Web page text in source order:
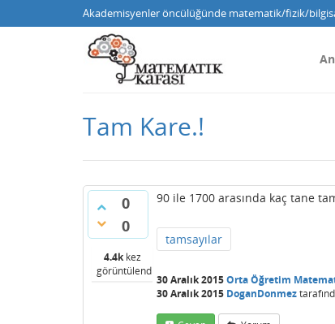
Akademisyenler öncülüğünde matematik/fizik/
Tam Kare.!
0
0
4.4kkez
görüntülendi
90 ile 1700 arasında kaç tane
tamsayılar
30 Aralık 2015Orta Öğretim
30 Aralık 2015 DoganDonmez